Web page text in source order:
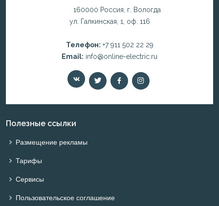
160000 Россия, г. Вологда
ул. Галкинская, 1, оф. 116
Телефон: +7 911 502 22 29
Email: info@online-electric.ru
Полезные ссылки
Размещение рекламы
Тарифы
Сервисы
Пользовательское соглашение